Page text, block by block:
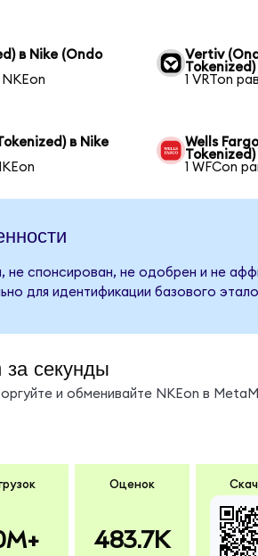
в Nike (Ondo
NKEon
Vertiv
Tokenized)
1 VRTon
в Nike
Wells
Tokenized)
1 WFCon
не спонсирован, не одобрен и не
для идентификации базового
секунды
и обменивайте NKEon в
Оценок
483.7K